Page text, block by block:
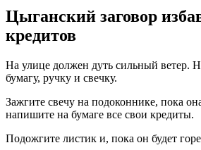
Цыганский заговор
кредитов
На улице должен дуть сильный ветер.
бумагу, ручку и свечку.
Зажгите свечу на подоконнике, пока
напишите на бумаге все свои кредиты.
Подожгите листик и, пока он будет